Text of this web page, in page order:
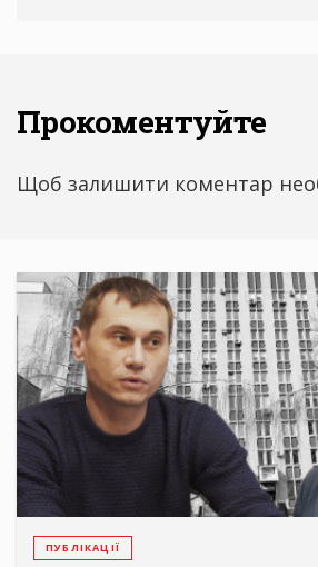
Прокоментуйте
Щоб залишити коментар
ПУБЛІКАЦІЇ